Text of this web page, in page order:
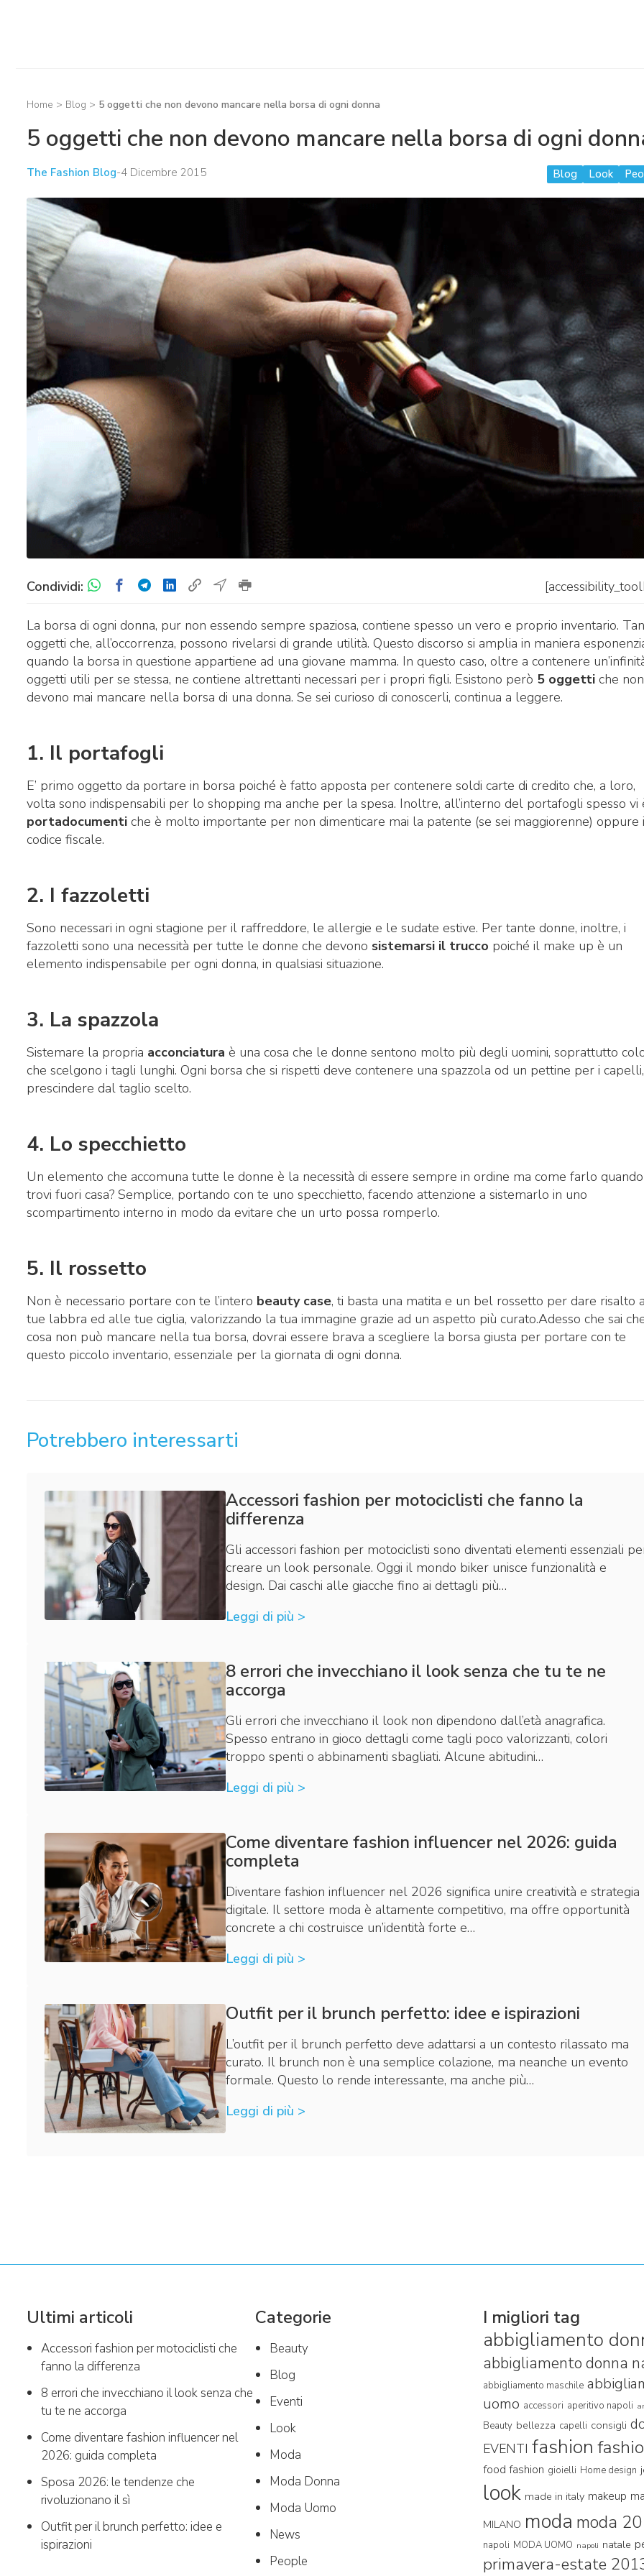
Home > Blog > 5 oggetti che non devono mancare nella borsa di ogni donna
5 oggetti che non devono mancare nella borsa di ogni
The Fashion Blog-4 Dicembre 2015 Blog Look
Condividi:
La borsa di ogni donna, pur non essendo sempre spaziosa, contiene spesso un vero e proprio inventario.
oggetti che, all’occorrenza, possono rivelarsi di grande utilità. Questo discorso si amplia in maniera
quando la borsa in questione appartiene ad una giovane mamma. In questo caso, oltre a contenere
oggetti utili per se stessa, ne contiene altrettanti necessari per i propri figli. Esistono però 5 oggetti che non
devono mai mancare nella borsa di una donna. Se sei curioso di conoscerli, continua a leggere.
1. Il portafogli
E’ primo oggetto da portare in borsa poiché è fatto apposta per contenere soldi carte di credito che, a loro,
volta sono indispensabili per lo shopping ma anche per la spesa. Inoltre, all’interno del portafogli spesso vi
portadocumenti che è molto importante per non dimenticare mai la patente (se sei maggiorenne) oppure
codice fiscale.
2. I fazzoletti
Sono necessari in ogni stagione per il raffreddore, le allergie e le sudate estive. Per tante donne, inoltre, i
fazzoletti sono una necessità per tutte le donne che devono sistemarsi il trucco poiché il make up è un
elemento indispensabile per ogni donna, in qualsiasi situazione.
3. La spazzola
Sistemare la propria acconciatura è una cosa che le donne sentono molto più degli uomini, soprattutto
che scelgono i tagli lunghi. Ogni borsa che si rispetti deve contenere una spazzola od un pettine per i
prescindere dal taglio scelto.
4. Lo specchietto
Un elemento che accomuna tutte le donne è la necessità di essere sempre in ordine ma come farlo
trovi fuori casa? Semplice, portando con te uno specchietto, facendo attenzione a sistemarlo in uno
scompartimento interno in modo da evitare che un urto possa romperlo.
5. Il rossetto
Non è necessario portare con te l’intero beauty case, ti basta una matita e un bel rossetto per dare risalto
tue labbra ed alle tue ciglia, valorizzando la tua immagine grazie ad un aspetto più curato.Adesso che sai
cosa non può mancare nella tua borsa, dovrai essere brava a scegliere la borsa giusta per portare con te
questo piccolo inventario, essenziale per la giornata di ogni donna.
Potrebbero interessarti
Accessori fashion per motociclisti che fanno la
differenza
Gli accessori fashion per motociclisti sono diventati elementi essenziali
creare un look personale. Oggi il mondo biker unisce funzionalità e
design. Dai caschi alle giacche fino ai dettagli più…
Leggi di più >
8 errori che invecchiano il look senza che tu te ne
accorga
Gli errori che invecchiano il look non dipendono dall’età anagrafica.
Spesso entrano in gioco dettagli come tagli poco valorizzanti, colori
troppo spenti o abbinamenti sbagliati. Alcune abitudini…
Leggi di più >
Come diventare fashion influencer nel 2026: guida
completa
Diventare fashion influencer nel 2026 significa unire creatività e strategia
digitale. Il settore moda è altamente competitivo, ma offre opportunità
concrete a chi costruisce un’identità forte e…
Leggi di più >
Outfit per il brunch perfetto: idee e ispirazioni
L’outfit per il brunch perfetto deve adattarsi a un contesto rilassato ma
curato. Il brunch non è una semplice colazione, ma neanche un evento
formale. Questo lo rende interessante, ma anche più…
Leggi di più >
Ultimi articoli
Accessori fashion per motociclisti che
fanno la differenza
8 errori che invecchiano il look senza che
tu te ne accorga
Come diventare fashion influencer nel
2026: guida completa
Sposa 2026: le tendenze che
rivoluzionano il sì
Outfit per il brunch perfetto: idee e
ispirazioni
Categorie
Beauty
Blog
Eventi
Look
Moda
Moda Donna
Moda Uomo
News
People
I migliori tag
abbigliamento
abbigliamento donna
abbigliamento maschile
uomo accessori aperitivo napoli
Beauty bellezza capelli consigli
EVENTI fashion
food fashion gioielli Home design
look made in italy makeup
MILANO moda moda
napoli MODA UOMO napoli natale
primavera-estate